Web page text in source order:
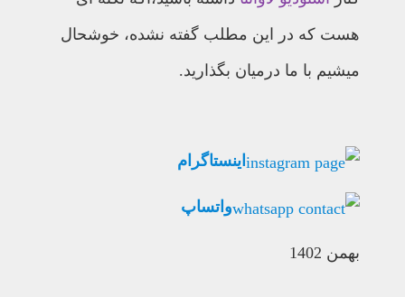
هست که در این مطلب گفته نشده، خوشحال
میشیم با ما درمیان بگذارید.
اینستاگرام
واتساپ
بهمن 1402